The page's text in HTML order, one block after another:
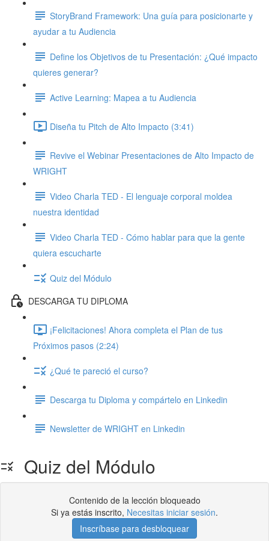
StoryBrand Framework: Una guía para posicionarte y
ayudar a tu Audiencia
Define los Objetivos de tu Presentación: ¿Qué impacto
quieres generar?
Active Learning: Mapea a tu Audiencia
Diseña tu Pitch de Alto Impacto (3:41)
Revive el Webinar Presentaciones de Alto Impacto de
WRIGHT
Video Charla TED - El lenguaje corporal moldea
nuestra identidad
Video Charla TED - Cómo hablar para que la gente
quiera escucharte
Quiz del Módulo
DESCARGA TU DIPLOMA
¡Felicitaciones! Ahora completa el Plan de tus
Próximos pasos (2:24)
¿Qué te pareció el curso?
Descarga tu Diploma y compártelo en Linkedin
Newsletter de WRIGHT en Linkedin
Quiz del Módulo
Contenido de la lección bloqueado
Si ya estás inscrito, Necesitas iniciar sesión.
Inscríbase para desbloquear